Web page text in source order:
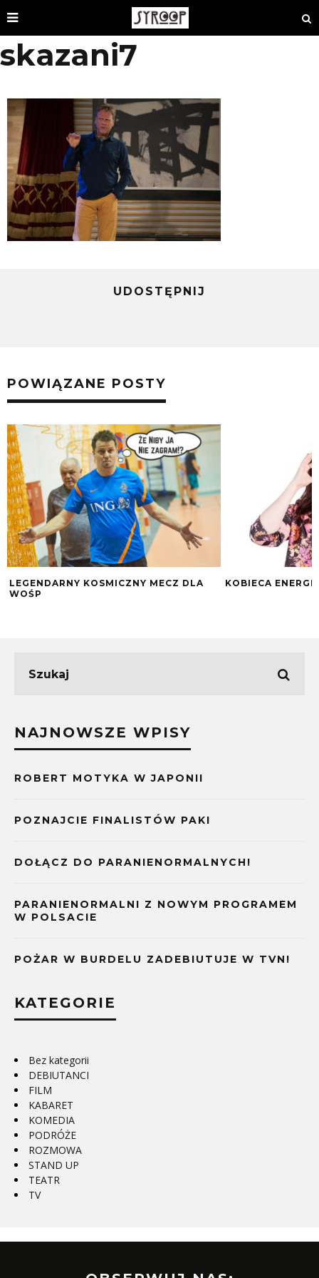
skazani7
UDOSTĘPNIJ
POWIĄZANE POSTY
LEGENDARNY KOSMICZNY MECZ DLA
WOŚP
KOBIECA
NAJNOWSZE WPISY
ROBERT MOTYKA W JAPONII
POZNAJCIE FINALISTÓW PAKI
DOŁĄCZ DO PARANIENORMALNYCH!
PARANIENORMALNI Z NOWYM PROGRAMEM
W POLSACIE
POŻAR W BURDELU ZADEBIUTUJE W TVN!
KATEGORIE
Bez kategorii
DEBIUTANCI
FILM
KABARET
KOMEDIA
PODRÓŻE
ROZMOWA
STAND UP
TEATR
TV